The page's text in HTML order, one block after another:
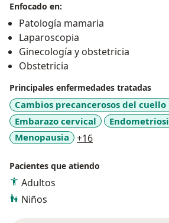
conocimientos en cirugía de
(laparoscópica)
Tengo 15 años de experiencia y
ayudar a muchas pacientes y
mejor de mi y mis valores y ética
un referente en la ciudad de Puebla.
Enfocado en:
Patología mamaria
Laparoscopia
Ginecología y obstetricia
Obstetricia
Principales enfermedades tratadas
Cambios precancerosos del
Embarazo cervical
Menopausia
+16
Pacientes que atiendo
Adultos
Niños